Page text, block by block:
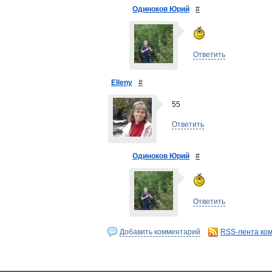
Одиноков Юрий #
Ответить
Elleny #
55
Ответить
Одиноков Юрий #
Ответить
Добавить комментарий RSS-лента